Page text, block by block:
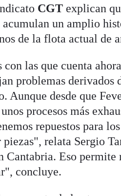
CGT explican
un amplio
de la flota actual de
con las que cuenta
problemas
Aunque desde que
procesos más
repuestos para
piezas", relata Sergio
Cantabria. Eso
concluye.